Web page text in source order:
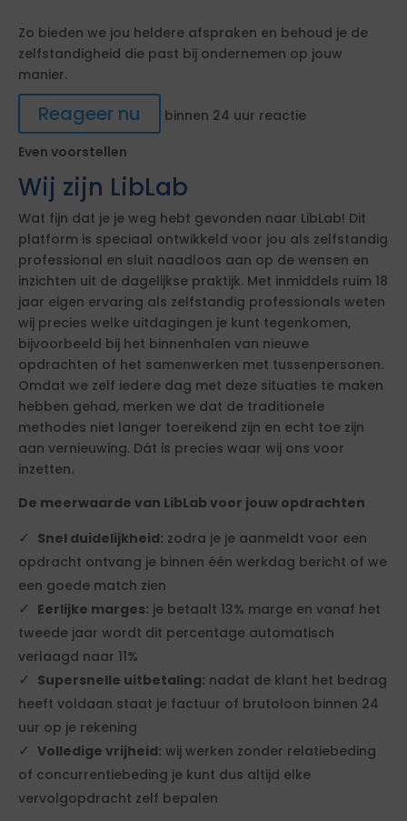
Zo bieden we jou heldere afspraken en behoud je de
zelfstandigheid die past bij ondernemen op jouw
manier.
Reageer nu
binnen 24 uur reactie
Even voorstellen
Wij zijn LibLab
Wat fijn dat je je weg hebt gevonden naar LibLab! Dit
platform is speciaal ontwikkeld voor jou als zelfstandig
professional en sluit naadloos aan op de wensen en
inzichten uit de dagelijkse praktijk. Met inmiddels ruim 18
jaar eigen ervaring als zelfstandig professionals weten
wij precies welke uitdagingen je kunt tegenkomen,
bijvoorbeeld bij het binnenhalen van nieuwe
opdrachten of het samenwerken met tussenpersonen.
Omdat we zelf iedere dag met deze situaties te maken
hebben gehad, merken we dat de traditionele
methodes niet langer toereikend zijn en echt toe zijn
aan vernieuwing. Dát is precies waar wij ons voor
inzetten.
De meerwaarde van LibLab voor jouw opdrachten
Snel duidelijkheid: zodra je je aanmeldt voor een
opdracht ontvang je binnen één werkdag bericht of we
een goede match zien
Eerlijke marges: je betaalt 13% marge en vanaf het
tweede jaar wordt dit percentage automatisch
verlaagd naar 11%
Supersnelle uitbetaling: nadat de klant het bedrag
heeft voldaan staat je factuur of brutoloon binnen 24
uur op je rekening
Volledige vrijheid: wij werken zonder relatiebeding
of concurrentiebeding je kunt dus altijd elke
vervolgopdracht zelf bepalen